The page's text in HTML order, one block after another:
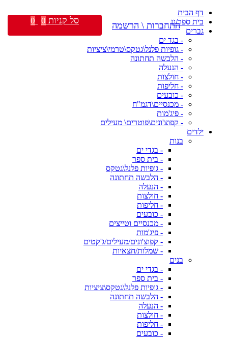
דף הבית
בית ספר/גן
גברים
- בגד ים
- גופיות פלנל\גטקס\טרמי\ציציות
- הלבשה תחתונה
- הנעלה
- חולצות
- חליפות
- כובעים
- מכנסיים\דגמ"ח
- פיג'מות
- קפוצ'ונים\פוטרים\ מעילים
ילדים
בנות
- בגדי ים
- בית ספר
- גופיות פלנל\גטקס
- הלבשה תחתונה
- הנעלה
- חולצות
- חליפות
- כובעים
- מכנסיים וטייצים
- פיג'מות
- קפוצ'ונים/מעילים/ג'קטים
- שמלות/חצאיות
בנים
- בגדי ים
- בית ספר
- גופיות פלנל\גטקס\ציציות
- הלבשה תחתונה
- הנעלה
- חולצות
- חליפות
- כובעים
התחברות \ הרשמה סל קניות 0
0